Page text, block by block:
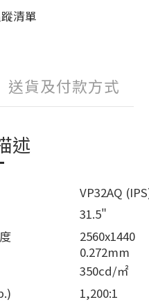
清單
送貨及付款方式
述
VP32AQ
31.5"
2560x1440
0.272mm
350cd/㎡
1,200:1